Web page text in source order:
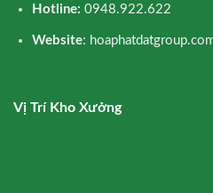
Hotline: 0948.922.622
Website:
Vị Trí Kho Xưởng